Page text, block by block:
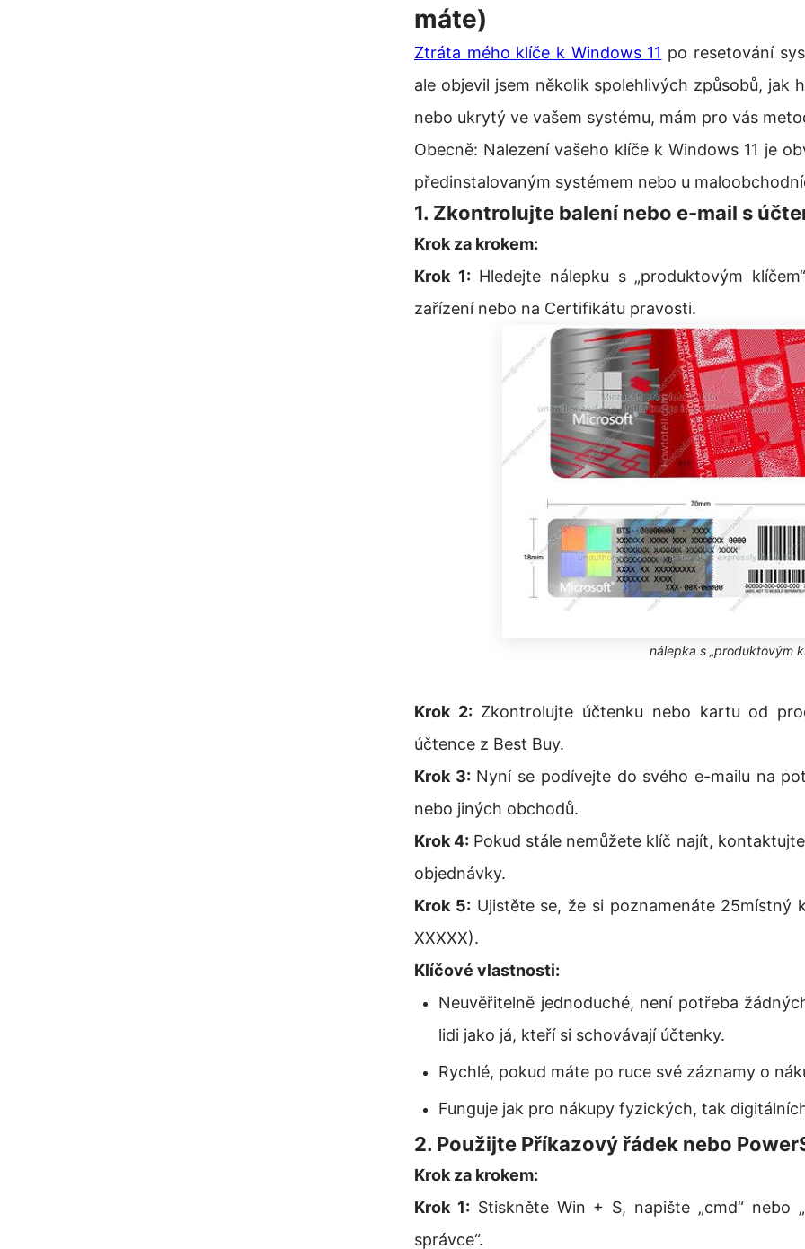
máte)
Ztráta mého klíče k Windows 11 po resetování
ale objevil jsem několik spolehlivých způsobů, jak
nebo ukrytý ve vašem systému, mám pro vás
Obecně: Nalezení vašeho klíče k Windows 11 je
předinstalovaným systémem nebo u
1. Zkontrolujte balení nebo e-mail s
Krok za krokem:
Krok 1: Hledejte nálepku s „produktovým
zařízení nebo na Certifikátu pravosti.
nálepka s „produktovým
Krok 2: Zkontrolujte účtenku nebo kartu od
účtence z Best Buy.
Krok 3: Nyní se podívejte do svého e-mailu na
nebo jiných obchodů.
Krok 4: Pokud stále nemůžete klíč najít,
objednávky.
Krok 5: Ujistěte se, že si poznamenáte 25místný
XXXXX).
Klíčové vlastnosti:
Neuvěřitelně jednoduché, není potřeba
lidi jako já, kteří si schovávají účtenky.
Rychlé, pokud máte po ruce své záznamy o
Funguje jak pro nákupy fyzických, tak
2. Použijte Příkazový řádek nebo
Krok za krokem:
Krok 1: Stiskněte Win + S, napište „cmd“ nebo
správce“.